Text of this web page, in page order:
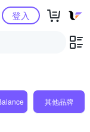
心
登入
其他品牌